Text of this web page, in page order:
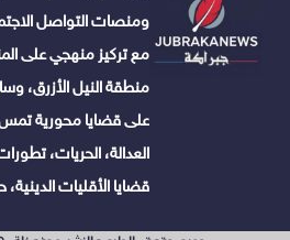
ومنصات التواصل
مع تركيز منهجي على
منطقة النيل الأزرق،
على قضايا محورية تمس
العدالة، الحريات،
قضايا الأقليات